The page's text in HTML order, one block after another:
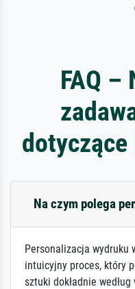
FAQ –
Na czym polega
Personalizacja wydruku
intuicyjny proces, który
sztuki dokładnie